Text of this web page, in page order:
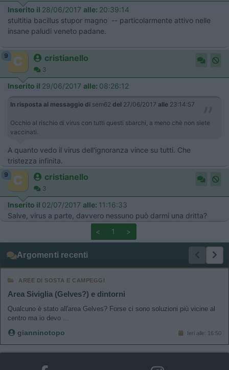
Inserito il 28/06/2017 alle: 20:39:14
stultitia bacillus stupor magno -- particolarmente attivo nelle
insane paludi veneto padane.
9 cristianello
3
Inserito il 29/06/2017 alle: 08:26:12
In risposta al messaggio di sem62 del 27/06/2017 alle 23:14:57
Occhio al rischio di virus con tutti questi sbarchi, a meno chè non siete
vaccinati.
A quanto vedo il virus dell'ignoranza vince su tutti. Che
tristezza infinita.
9 cristianello
3
Inserito il 02/07/2017 alle: 11:16:33
Salve, virus a parte, davvero nessuno può darmi una dritta?
<
1 >
Argomenti recenti
AREE DI SOSTA E CAMPEGGI
Area Siviglia (Gelves?) e dintorni
Qualcuno è stato all'area Gelves? Forse ci sono soluzioni più vicine al
centro ma io devo ...
gianninotopo Ieri alle: 16:50